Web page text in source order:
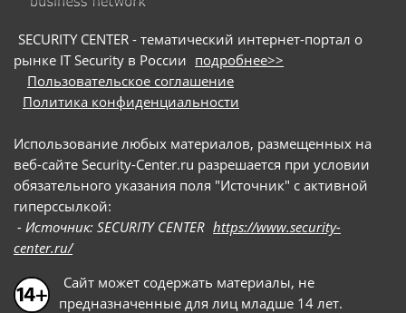
SECURITY CENTER - тематический интернет-портал о
рынке IT Security в России подробнее>>
Пользовательское соглашение
Политика конфиденциальности
Использование любых материалов, размещенных на
веб-сайте Security-Center.ru разрешается при условии
обязательного указания поля "Источник" с активной
гиперссылкой:
- Источник: SECURITY CENTER https://www.security-
center.ru/
Сайт может содержать материалы, не
предназначенные для лиц младше 14 лет.